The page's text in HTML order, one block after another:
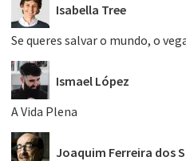
Isabella Tree
Se queres salvar o mundo, o
Ismael López
A Vida Plena
Joaquim Ferreira dos